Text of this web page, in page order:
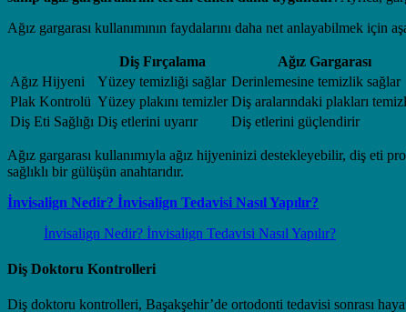
Ağız gargarası kullanımının faydalarını daha net anlayabilmek için
Diş Fırçalama
Ağız Gargarası
Ağız Hijyeni
Yüzey temizliği sağlar Derinlemesine temizlik sağlar
Plak Kontrolü Yüzey plakını temizler Diş aralarındaki plakları
Diş Eti Sağlığı Diş etlerini uyarır Diş etlerini güçlendirir
Ağız gargarası kullanımıyla ağız hijyeninizi destekleyebilir, diş eti
sağlıklı bir gülüşün anahtarıdır.
İnvisalign Nedir? İnvisalign Tedavisi Nasıl Yapılır?
İnvisalign Nedir? İnvisalign Tedavisi Nasıl Yapılır?
Diş Doktoru Kontrolleri
Diş doktoru kontrolleri, Başakşehir’de ortodonti tedavisi sonrası